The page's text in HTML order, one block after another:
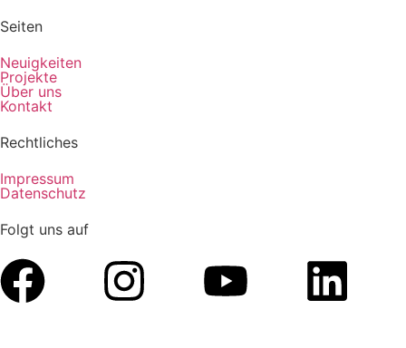
Seiten
Neuigkeiten
Projekte
Über uns
Kontakt
Rechtliches
Impressum
Datenschutz
Folgt uns auf